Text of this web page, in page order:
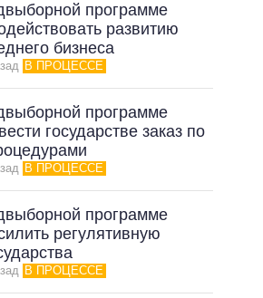
программе
развитию
бизнеса
В ПРОЦЕССЕ
программе
государстве заказ по
В ПРОЦЕССЕ
программе
регулятивную
В ПРОЦЕССЕ